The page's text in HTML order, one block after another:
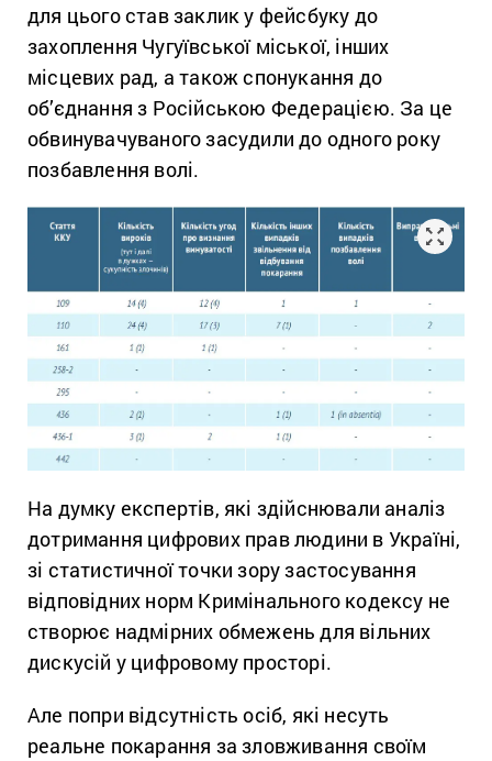
для цього ставзаклик у фейсбуку до
захоплення Чугуївської міської, інших
місцевих рад, а також спонукання до
об’єднання з Російською Федерацією. За це
обвинувачуваного засудили до одного року
позбавлення волі.
На думку експертів, які здійснювали аналіз
дотримання цифрових прав людини в Україні,
зі статистичної точки зору застосування
відповідних норм Кримінального кодексу не
створює надмірних обмежень для вільних
дискусій у цифровому просторі.
Але попри відсутність осіб, які несуть
реальне покарання за зловживання своїм